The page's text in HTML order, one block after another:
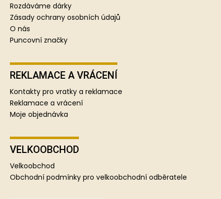
Rozdáváme dárky
Zásady ochrany osobních údajů
O nás
Puncovní značky
REKLAMACE A VRÁCENÍ
Kontakty pro vratky a reklamace
Reklamace a vrácení
Moje objednávka
VELKOOBCHOD
Velkoobchod
Obchodní podmínky pro velkoobchodní odběratele